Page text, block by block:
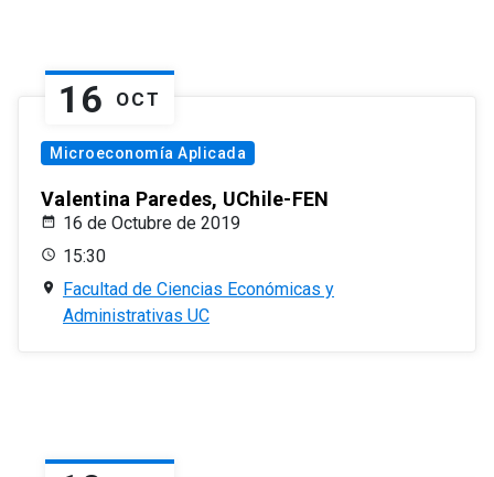
16 OCT
Microeconomía Aplicada
Valentina Paredes, UChile-FEN
16 de Octubre de 2019
15:30
Facultad de Ciencias Económicas y
Administrativas UC